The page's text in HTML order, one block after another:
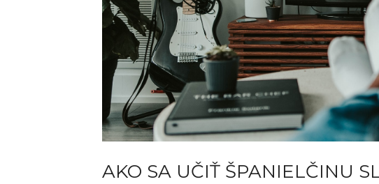
AKO SA UČIŤ ŠPANIELČINU